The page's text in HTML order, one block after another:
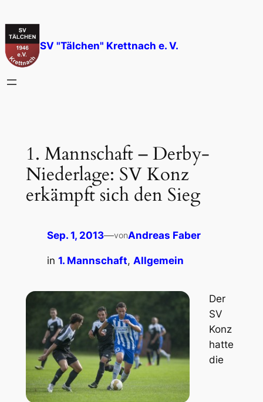
Inhalt
springenSV "Tälchen" Krettnach e. V.
1. Mannschaft – Derby-
Niederlage: SV Konz
erkämpft sich den Sieg
Sep. 1, 2013—vonAndreas Faber
in 1. Mannschaft, Allgemein
Der
SV
Konz
hatte
die